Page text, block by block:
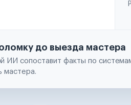
до выезда мастера
ИИ сопоставит факты по
мастера.